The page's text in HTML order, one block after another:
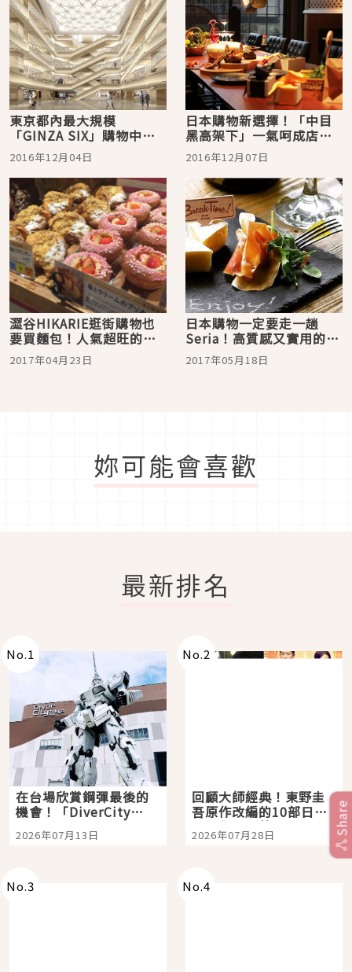
東京都內最大規模
「GINZA SIX」購物中心
明春將在銀座開幕。
2016年12月04日
日本購物新選擇！「中目
黑高架下」一氣呵成店舖
介紹！
2016年12月07日
澀谷HIKARIE逛街購物也
要買麵包！人氣超旺的美
味麵包店「LE PAIN」
2017年04月23日
日本購物一定要走一趟
Seria！高質感又實用的商
品讓你挑不完！
2017年05月18日
妳可能會喜歡
最新排名
No.1
在台場欣賞鋼彈最後的
機會！「DiverCity
Tokyo Plaza」搭船、
購物、美食及夜景，一
2026年07月13日
No.2
回顧大師經典！東野圭
吾原作改編的10部日本
影視作品推薦
2026年07月28日
No.3 No.4
Share